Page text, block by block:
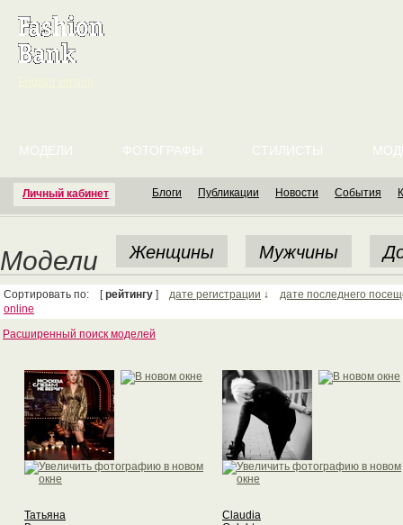
Личный кабинет
МОДЕЛИ ФОТОГРАФЫ СТИЛИСТЫ
Блоги Публикации Новости События
Модели Женщины Мужчины
Сортировать по: [рейтингу ] дате регистрации ↓ дате последнего
online
Расширенный поиск моделей
Татьяна
Claudia